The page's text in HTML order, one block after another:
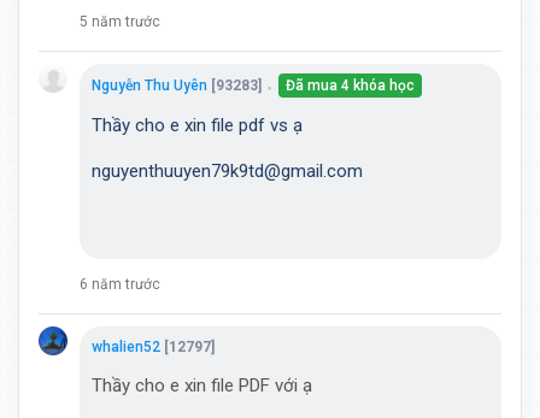
5 năm trước
Nguyễn Thu Uyên [93283] ● Đã mua 4 khóa học
Thầy cho e xin file pdf vs ạ
nguyenthuuyen79k9td@gmail.com
6 năm trước
whalien52 [12797]
Thầy cho e xin file PDF với ạ